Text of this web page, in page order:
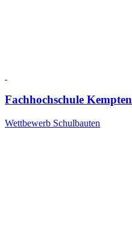
Fachhochschule Kempten
Wettbewerb Schulbauten